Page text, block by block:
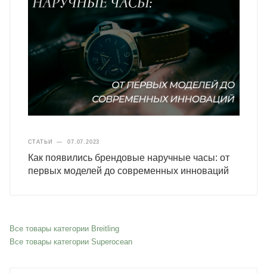
СТАТЬИ — 07.07.2023
Как появились брендовые наручные часы: от
первых моделей до современных инноваций
Все товары категории Breitling
Все товары категории Superocean